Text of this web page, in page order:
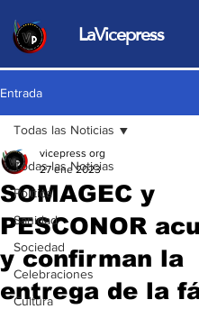
LaVicepress
Entrada
Todas las Noticias
Política
Sanidad
Sociedad
Celebraciones
Cultura
Todas las Noticias
SOMAGEC y
PESCONOR
y confirman la
entrega de la
vicepress org
27 ene 2023